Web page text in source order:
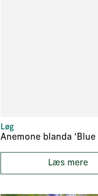
Løg
Læs mere